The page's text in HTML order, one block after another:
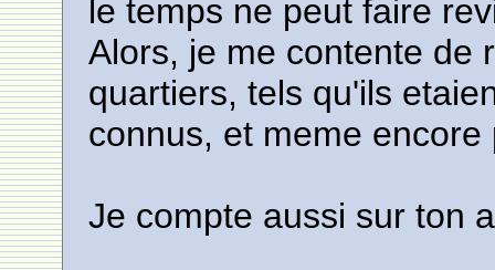
le temps ne peut faire
Alors, je me contente de
quartiers, tels qu'ils
connus, et meme encore
Je compte aussi sur ton